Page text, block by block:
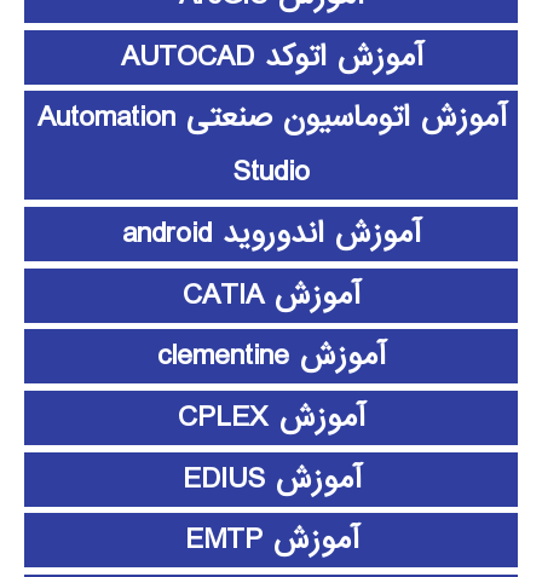
آموزش اتوکد AUTOCAD
آموزش اتوماسیون صنعتی Automation
Studio
آموزش اندوروید android
آموزش CATIA
آموزش clementine
آموزش CPLEX
آموزش EDIUS
آموزش EMTP